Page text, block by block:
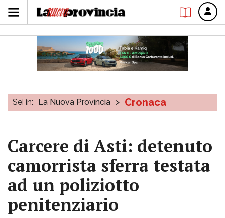
Sei in: La Nuova Provincia > Cronaca
Carcere di Asti: detenuto
camorrista sferra testata
ad un poliziotto
penitenziario